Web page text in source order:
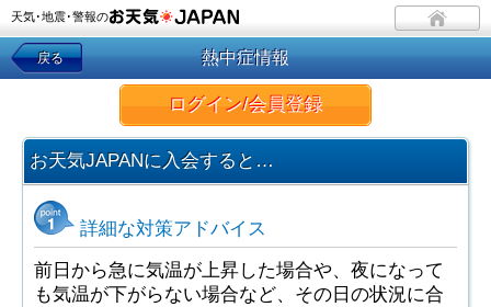
天気･地震･警報の
戻る 熱中症情報
ログイン/会員登録
お天気JAPANに入会すると…
詳細な対策アドバイス
前日から急に気温が上昇した場合や、夜になって
も気温が下がらない場合など、その日の状況に合